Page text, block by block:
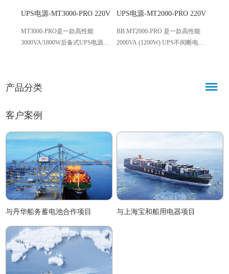
UPS电源-MT3000-PRO 220V
MT3000-PRO是一款高性能
3000VA/1800W后备式UPS电源。
设计，提供过载保护、冷启动及
备电力不间断。
UPS电源-MT2000-PRO 220V
BB MT2000-PRO 是一款高性能
2000VA (1200W) UPS不间断电
动 。
产品分类
客户案例
与丹华船务蓄电池合作项目 与上海宝和船用电器项目